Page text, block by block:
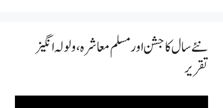
نئے سال کا جشن اور مسلم معاشرہ، ولولہ انگیز
تقریر